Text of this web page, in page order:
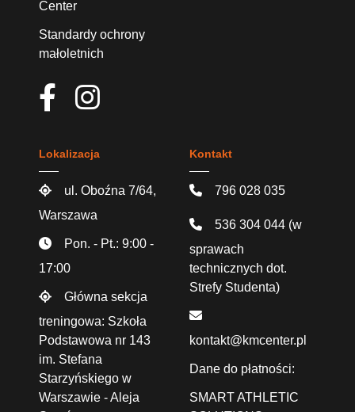
Center
Standardy ochrony
małoletnich
Lokalizacja
ul. Oboźna 7/64,
Warszawa
Pon. - Pt.: 9:00 -
17:00
Główna sekcja
treningowa: Szkoła
Podstawowa nr 143
im. Stefana
Starzyńskiego w
Warszawie - Aleja
Kontakt
796 028 035
536 304 044 (w
sprawach
technicznych dot.
Strefy Studenta)
kontakt@kmcenter.pl
Dane do płatności:
SMART ATHLETIC